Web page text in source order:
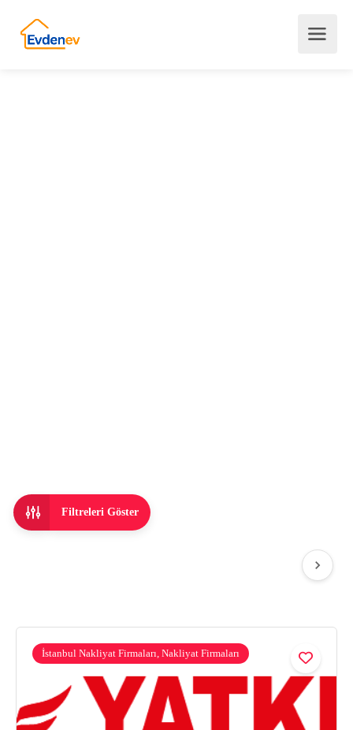
Filtreleri Göster
İstanbul Nakliyat Firmaları, Nakliyat Firmaları